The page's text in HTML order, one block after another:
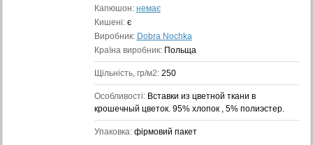
Капюшон: немає
Кишені: є
Виробник: Dobra Nochka
Країна виробник: Польща
Щільність, гр/м2: 250
Особливості: Вставки из цветной ткани в
крошечный цветок. 95% хлопок , 5% полиэстер.
Упаковка: фірмовий пакет